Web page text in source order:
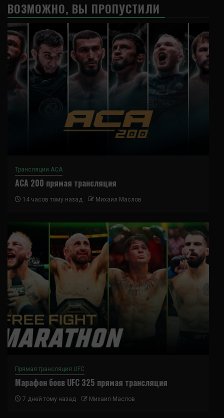
ВОЗМОЖНО, ВЫ ПРОПУСТИЛИ
Трансляции ACA
ACA 200 прямая трансляция
14 часов тому назад Михаил Маслов
Прямая трансляция UFC
Марафон боев UFC 325 прямая трансляция
7 дней тому назад Михаил Маслов